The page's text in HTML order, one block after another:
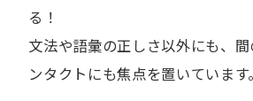
る！
文法や語彙の正しさ以外にも、
ンタクトにも焦点を置いています。